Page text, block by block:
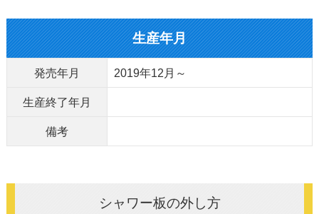
生産年月
発売年月 2019年12月～
生産終了年月
備考
シャワー板の外し方